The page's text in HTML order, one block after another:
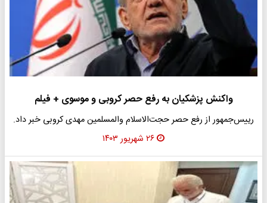
واکنش پزشکیان به رفع حصر کروبی و موسوی + فیلم
رییس‌جمهور از رفع حصر حجت‌الاسلام والمسلمین مهدی کروبی خبر داد.
۲۶ شهریور ۱۴۰۳